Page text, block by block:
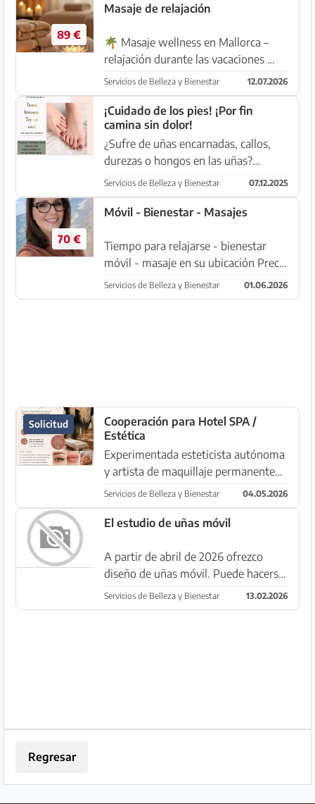
89 €
Masaje de relajación
🌴 Masaje wellness en Mallorca –
relajación durante las vacaciones 🌴
Regálese un descanso reparador y
disfrute de un masaje wellness
profesional en un ambiente relajado,
perfecto para regenerar cuerpo...
Servicios de Belleza y Bienestar 12.07.2026
¡Cuidado de los pies! ¡Por fin
camina sin dolor!
¿Sufre de uñas encarnadas, callos,
durezas o hongos en las uñas?
Ofrecemos podología profesional de
carácter médico en Pont d`Inca,
07141. Nuestros especialistas
experienci...
Servicios de Belleza y Bienestar 07.12.2025
70 €
Móvil - Bienestar - Masajes
Tiempo para relajarse - bienestar
móvil - masaje en su ubicación Precio
: 60 minutos bienestar - masaje - 70
€ Cada tratamiento se adapta
Servicios de Belleza y Bienestar 01.06.2026
Solicitud
Cooperación para Hotel SPA /
Estética
Experimentada esteticista autónoma
y artista de maquillaje permanente
con muchos años de experiencia en el
sector de belleza y bienestar,
especialmente en el segmento
Servicios de Belleza y Bienestar 04.05.2026
El estudio de uñas móvil
A partir de abril de 2026 ofrezco
diseño de uñas móvil. Puede hacerse
las uñas cómodamente en casa o en
el hotel. Más información se
Servicios de Belleza y Bienestar 13.02.2026
Regresar